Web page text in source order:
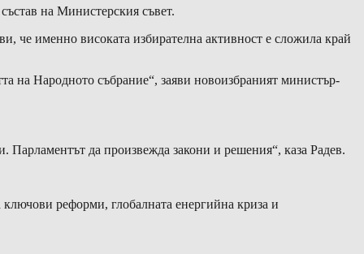
на Министерския съвет.
че именно високата избирателна активност е сложила край
на Народното събрание“, заяви новоизбраният министър-
Парламентът да произвежда закони и решения“, каза Радев.
реформи, глобалната енергийна криза и